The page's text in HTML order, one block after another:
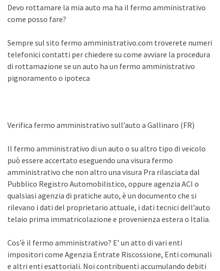
Devo rottamare la mia auto ma ha il fermo amministrativo
come posso fare?
Sempre sul sito fermo amministrativo.com troverete numeri
telefonici contatti per chiedere su come avviare la procedura
di rottamazione se un auto ha un fermo amministrativo
pignoramento o ipoteca
Verifica fermo amministrativo sull’auto a Gallinaro (FR)
Il fermo amministrativo di un auto o su altro tipo di veicolo
può essere accertato eseguendo una visura fermo
amministrativo che non altro una visura Pra rilasciata dal
Pubblico Registro Automobilistico, oppure agenzia ACI o
qualsiasi agenzia di pratiche auto, è un documento che si
rilevano i dati del proprietario attuale, i dati tecnici dell’auto
telaio prima immatricolazione e provenienza estera o Italia.
Cos’è il fermo amministrativo? E’ un atto di vari enti
impositori come Agenzia Entrate Riscossione, Enti comunali
e altri enti esattoriali. Noi contribuenti accumulando debiti